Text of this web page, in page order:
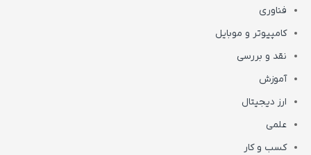
فناوری
کامپیوتر و موبایل
نقد و بررسی
آموزش
ارز دیجیتال
علمی
کسب و کار